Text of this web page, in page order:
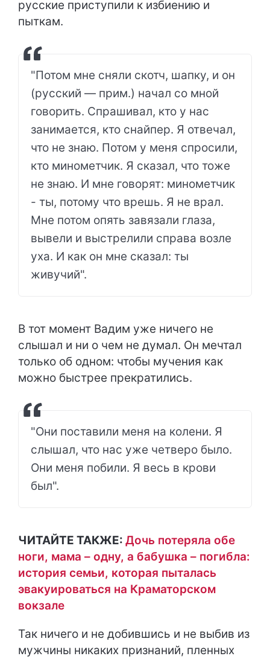
русские приступили к избиению и
пыткам.
"Потом мне сняли скотч, шапку, и он
(русский — прим.) начал со мной
говорить. Спрашивал, кто у нас
занимается, кто снайпер. Я отвечал,
что не знаю. Потом у меня спросили,
кто минометчик. Я сказал, что тоже
не знаю. И мне говорят: минометчик
- ты, потому что врешь. Я не врал.
Мне потом опять завязали глаза,
вывели и выстрелили справа возле
уха. И как он мне сказал: ты
живучий".
В тот момент Вадим уже ничего не
слышал и ни о чем не думал. Он мечтал
только об одном: чтобы мучения как
можно быстрее прекратились.
"Они поставили меня на колени. Я
слышал, что нас уже четверо было.
Они меня побили. Я весь в крови
был".
ЧИТАЙТЕ ТАКЖЕ: Дочь потеряла обе
ноги, мама – одну, а бабушка – погибла:
история семьи, которая пыталась
эвакуироваться на Краматорском
вокзале
Так ничего и не добившись и не выбив из
мужчины никаких признаний, пленных